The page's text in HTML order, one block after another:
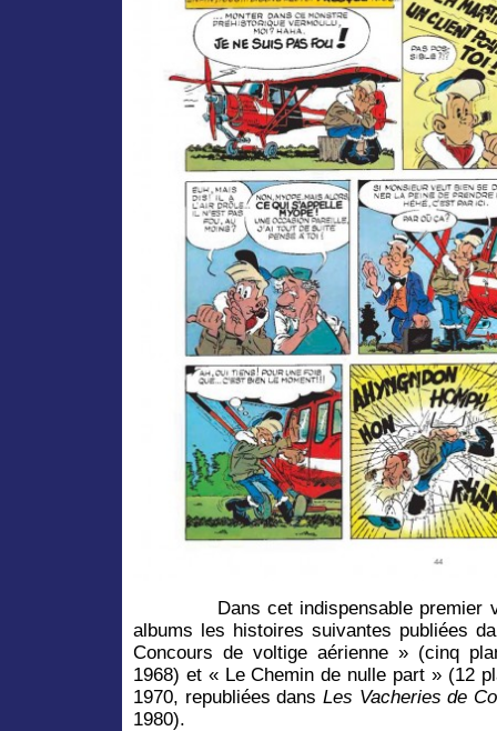
Dans cet indispensable premier
albums les histoires suivantes publiées
Concours de voltige aérienne » (cinq
1968) et « Le Chemin de nulle part » (12
1970, republiées dans Les Vacheries de
1980).